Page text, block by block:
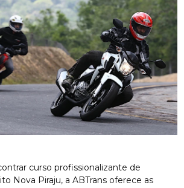
curso profissionalizante de
Nova Piraju, a ABTrans oferece as